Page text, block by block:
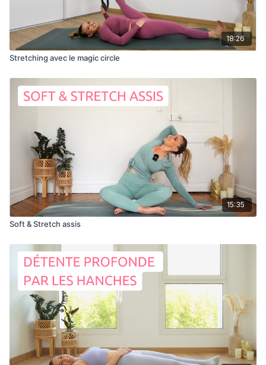
18:26
Stretching avec le magic circle
15:35
Soft & Stretch assis